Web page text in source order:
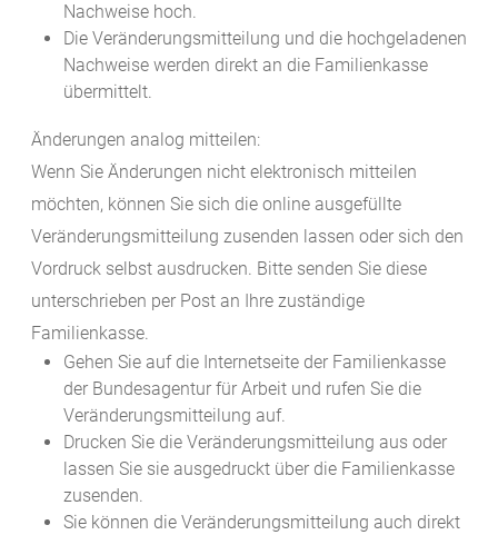
Nachweise hoch.
Die Veränderungsmitteilung und die hochgeladenen
Nachweise werden direkt an die Familienkasse
übermittelt.
Änderungen analog mitteilen:
Wenn Sie Änderungen nicht elektronisch mitteilen
möchten, können Sie sich die online ausgefüllte
Veränderungsmitteilung zusenden lassen oder sich den
Vordruck selbst ausdrucken. Bitte senden Sie diese
unterschrieben per Post an Ihre zuständige
Familienkasse.
Gehen Sie auf die Internetseite der Familienkasse
der Bundesagentur für Arbeit und rufen Sie die
Veränderungsmitteilung auf.
Drucken Sie die Veränderungsmitteilung aus oder
lassen Sie sie ausgedruckt über die Familienkasse
zusenden.
Sie können die Veränderungsmitteilung auch direkt